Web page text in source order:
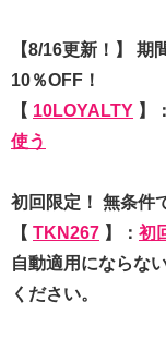
【8/16更新！】
10％OFF！
【 10LOYALTY 】：
使う
初回限定！ 無条件
【 TKN267 】： 初
自動適用にならな
ください。